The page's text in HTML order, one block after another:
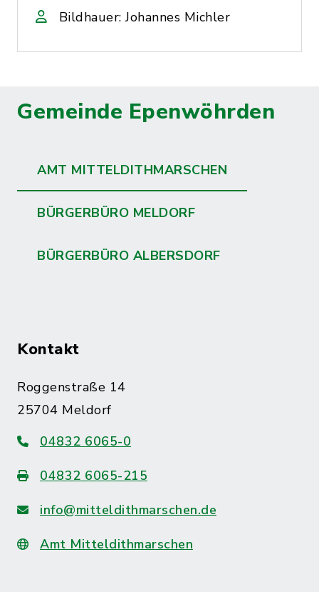
Bildhauer: Johannes Michler
Gemeinde Epenwöhrden
AMT MITTELDITHMARSCHEN
BÜRGERBÜRO MELDORF
BÜRGERBÜRO ALBERSDORF
Kontakt
Roggenstraße 14
25704 Meldorf
04832 6065-0
04832 6065-215
info@mitteldithmarschen.de
Amt Mitteldithmarschen